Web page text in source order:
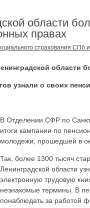
области
правах
страхования СПб
области
узнали о своих
В Отделении СФР по
итоги кампании по
молодежи, прошедшей в
Так, более 1300 тысяч
Ленинградской области
электронную трудовую
незнакомые термины. В
понаблюдать за работой